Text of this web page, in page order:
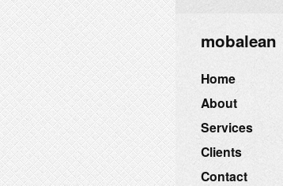
mobalean
Home
About
Services
Clients
Contact